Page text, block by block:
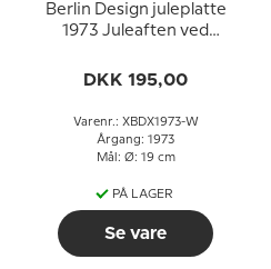
Berlin Design juleplatte
1973 Juleaften ved
DKK 195,00
Varenr.: XBDX1973-W
Årgang: 1973
Mål: Ø: 19 cm
PÅ LAGER
Se vare